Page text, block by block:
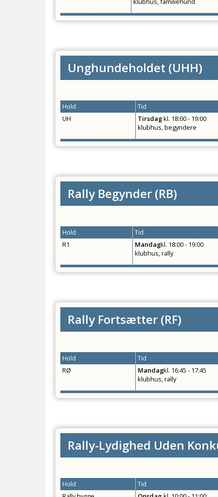
Unghundeholdet (UHH)
Hold
Tid
UH
Tirsdagkl. 18:00 - 19:00
klubhus, begyndere
Rally Begynder (RB)
Hold
Tid
R1
Mandagkl. 18:00 - 19:00
klubhus, rally
Rally Fortsætter (RF)
Hold
Tid
RØ
Mandagkl. 16:45 - 17:45
klubhus, rally
Rally-Lydighed Uden
Hold
Tid